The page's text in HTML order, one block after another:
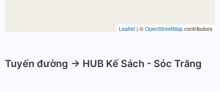
Leaflet | ©OpenStreetMapcontributors
Tuyến đường -> HUB Kế Sách - Sóc Trăng